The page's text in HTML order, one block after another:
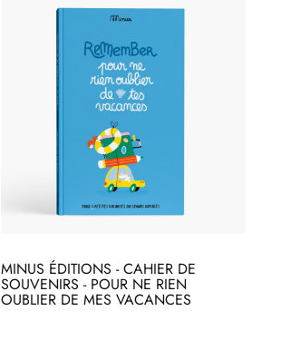
MINUS ÉDITIONS - CAHIER DE
SOUVENIRS - POUR NE RIEN
OUBLIER DE MES VACANCES